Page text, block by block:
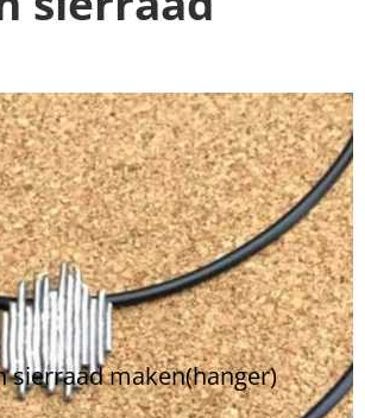
uit
en
sierraad maken(hanger)